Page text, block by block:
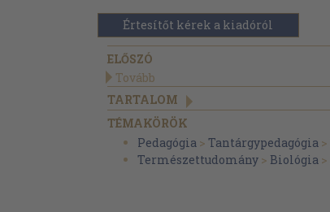
Értesítőt kérek a kiadóról
ELŐSZÓ
Tovább
TARTALOM
TÉMAKÖRÖK
Pedagógia > Tantárgypedagógia >
Természettudomány > Biológia >